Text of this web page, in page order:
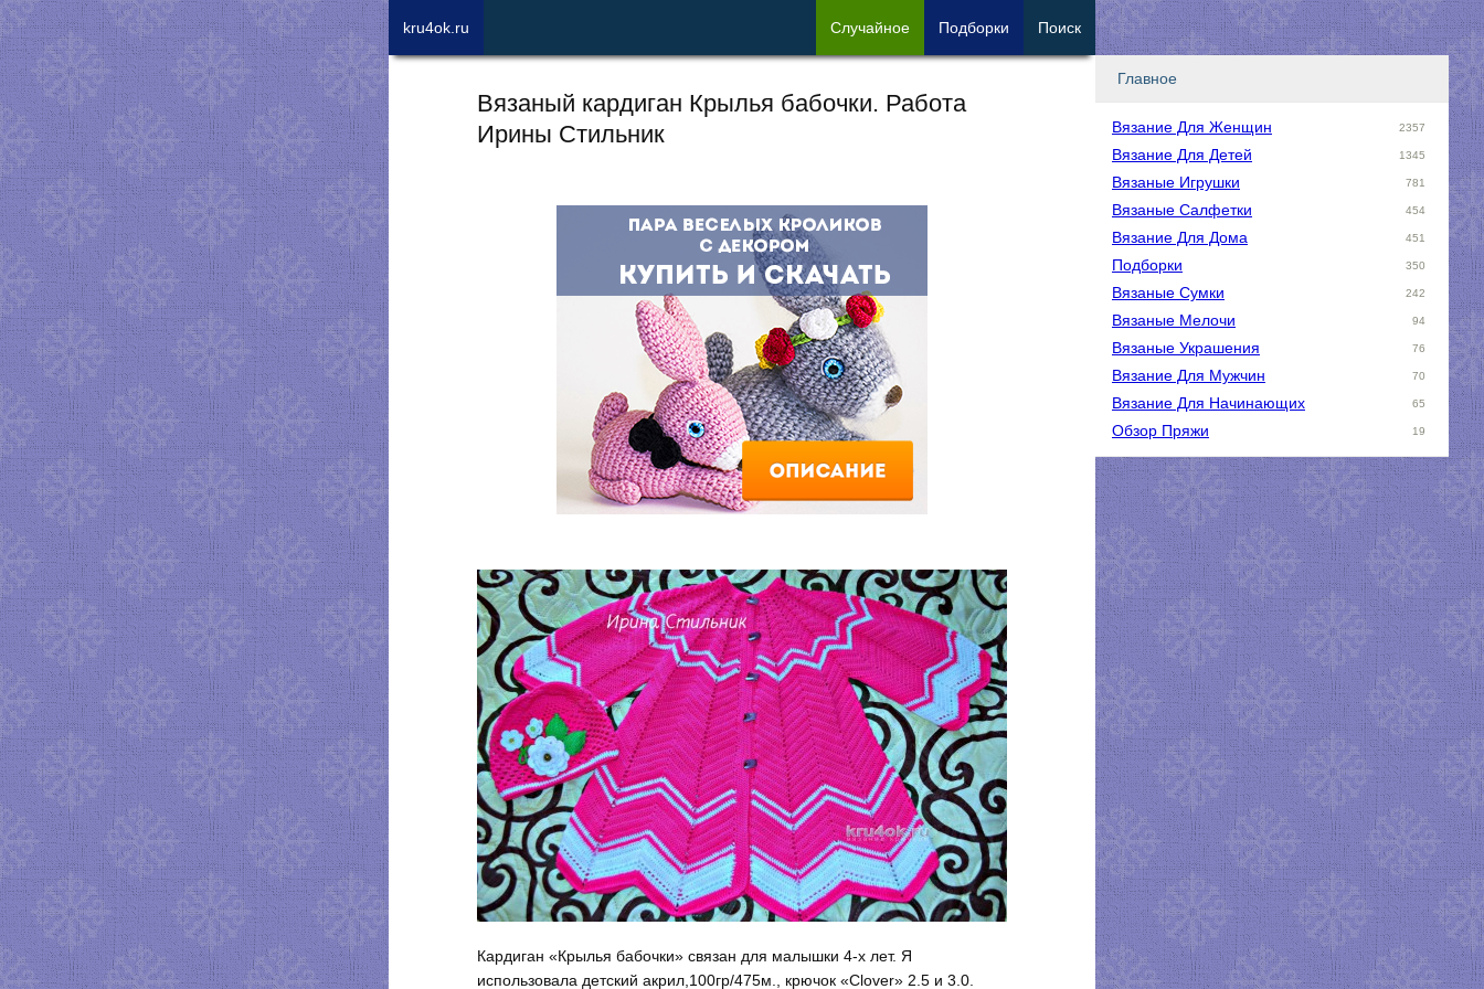
Вязаный кардиган Крылья бабочки. Работа
Ирины Стильник
Кардиган «Крылья бабочки» связан для малышки 4-х лет. Я
использовала детский акрил,100гр/475м., крючок «Clover» 2.5 и 3.0.
Главное
Вязание Для Женщин 2357
Вязание Для Детей 1345
Вязаные Игрушки 781
Вязаные Салфетки 454
Вязание Для Дома 451
Подборки 350
Вязаные Сумки 242
Вязаные Мелочи 94
Вязаные Украшения 76
Вязание Для Мужчин 70
Вязание Для Начинающих 65
Обзор Пряжи 19
kru4ok.ru Случайное Подборки Поиск